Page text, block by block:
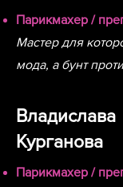
Парикмахер /
Мастер для
мода, а бунт
Владислава
Курганова
Парикмахер /